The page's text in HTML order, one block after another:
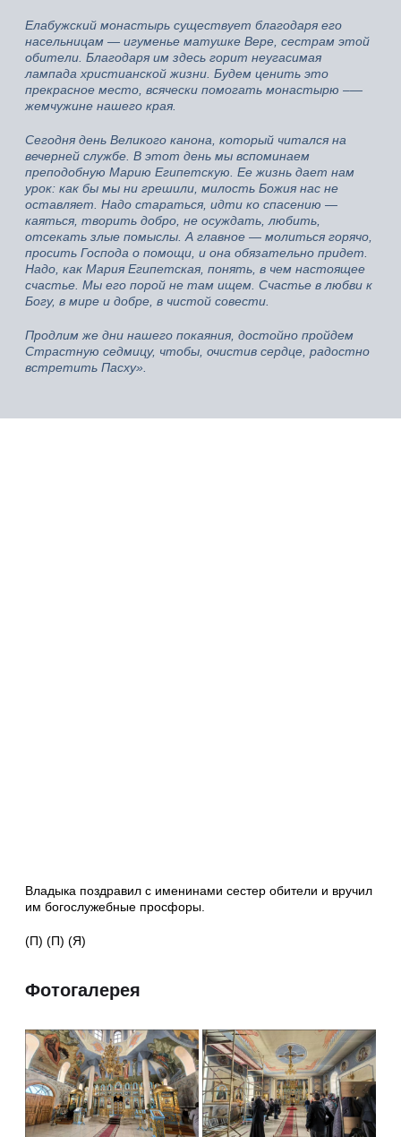
Елабужский монастырь существует благодаря его
насельницам — игуменье матушке Вере, сестрам этой
обители. Благодаря им здесь горит неугасимая
лампада христианской жизни. Будем ценить это
прекрасное место, всячески помогать монастырю –—
жемчужине нашего края.
Сегодня день Великого канона, который читался на
вечерней службе. В этот день мы вспоминаем
преподобную Марию Египетскую. Ее жизнь дает нам
урок: как бы мы ни грешили, милость Божия нас не
оставляет. Надо стараться, идти ко спасению —
каяться, творить добро, не осуждать, любить,
отсекать злые помыслы. А главное — молиться горячо,
просить Господа о помощи, и она обязательно придет.
Надо, как Мария Египетская, понять, в чем настоящее
счастье. Мы его порой не там ищем. Счастье в любви к
Богу, в мире и добре, в чистой совести.
Продлим же дни нашего покаяния, достойно пройдем
Страстную седмицу, чтобы, очистив сердце, радостно
встретить Пасху».
Владыка поздравил с именинами сестер обители и вручил
им богослужебные просфоры.
(П) (П) (Я)
Фотогалерея